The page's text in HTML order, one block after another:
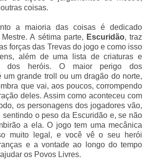
coisas.
a maioria das coisas é dedicado
A sétima parte, Escuridão, traz
forças das Trevas do jogo e como isso
além de uma lista de criaturas e
dos heróis. O maior perigo dos
um grande troll ou um dragão do norte,
que vai, aos poucos, corrompendo
deles. Assim como aconteceu com
os personagens dos jogadores vão,
sentindo o peso da Escuridão e, se não
a ela. O jogo tem uma mecânica
muito legal, e você vê o seu herói
e a vontade ao longo do tempo
os Povos Livres.